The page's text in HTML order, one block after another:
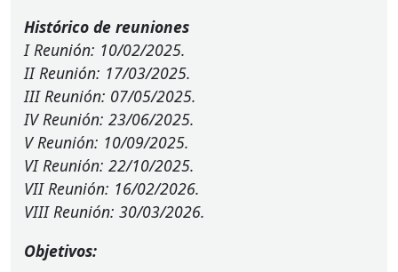
Histórico de reuniones
I Reunión: 10/02/2025.
II Reunión: 17/03/2025.
IIIReunión: 07/05/2025.
IV Reunión: 23/06/2025.
V Reunión: 10/09/2025.
VI Reunión: 22/10/2025.
VIIReunión: 16/02/2026.
VIIIReunión: 30/03/2026.
Objetivos: